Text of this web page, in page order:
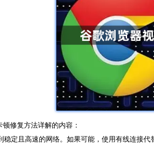
修复方法详解的内容：
定且高速的网络。如果可能，使用有线连接